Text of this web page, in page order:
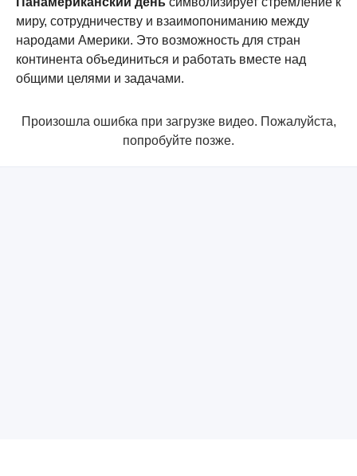
миру, сотрудничеству и взаимопониманию между
народами Америки. Это возможность для стран
континента объединиться и работать вместе над
общими целями и задачами.
Произошла ошибка при загрузке видео. Пожалуйста,
попробуйте позже.